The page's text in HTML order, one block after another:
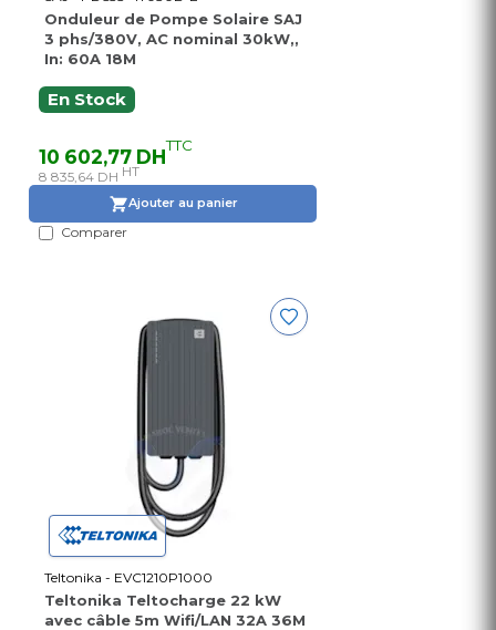
Onduleur de Pompe Solaire SAJ
3 phs/380V, AC nominal 30kW,,
In: 60A 18M
En Stock
10 602,77 DHTTC
8 835,64 DH HT
Ajouter au panier
Comparer
Teltonika - EVC1210P1000
Teltonika Teltocharge 22 kW
avec câble 5m Wifi/LAN 32A 36M